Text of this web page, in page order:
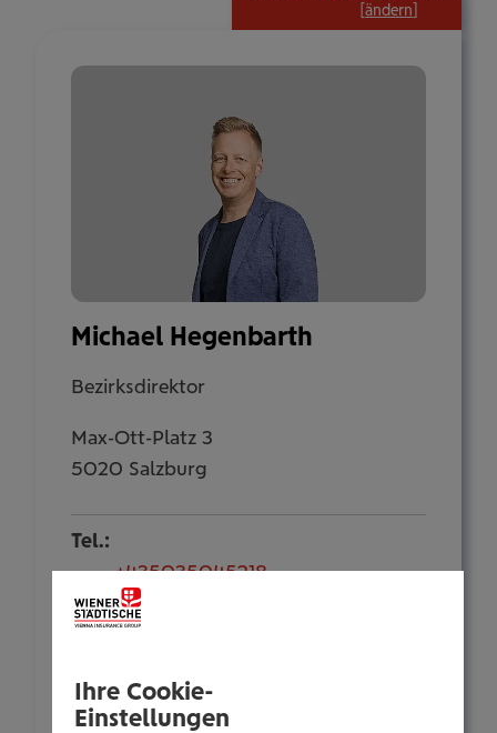
Michael Hegenbarth
Bezirksdirektor
Max-Ott-Platz 3
5020 Salzburg
Tel.:
+435035045218
Mobil:
+436646013945218
m.hegenbarth@wienerstaedtische.at
[ändern
Ihre Cookie-
Einstellungen